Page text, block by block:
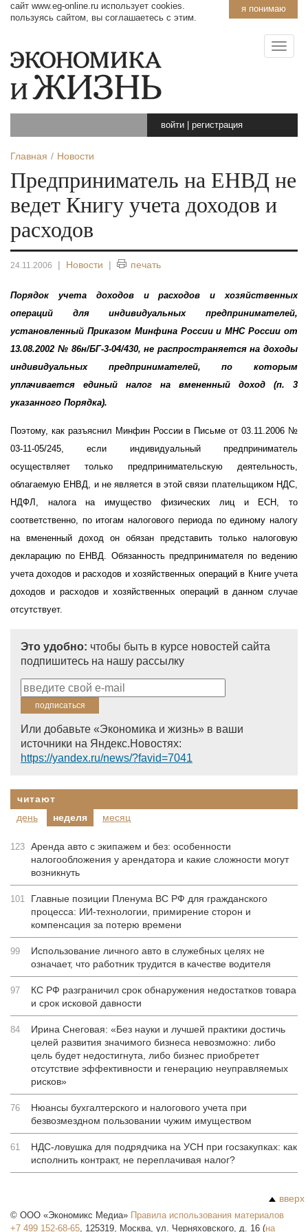
я понимаю
сайт www.eg-online.ru использует cookies.
пользуясь сайтом, вы соглашаетесь с этим.
войти регистрация
Главная Новости
Предприниматель на ЕНВД не
ведет Книгу учета доходов и
расходов
24.11.2006 | Новости | печать
Порядок учета доходов и расходов и хозяйственных
операций для индивидуальных предпринимателей,
установленный Приказом Минфина России и МНС России от
13.08.2002 № 86н/БГ-3-04/430, не распространяется на доходы
индивидуальных предпринимателей, по которым
уплачивается единый налог на вмененный доход (п. 3
указанного Порядка).
Поэтому, как разъяснил Минфин России в Письме от 03.11.2006 №
03-11-05/245, если индивидуальный предприниматель
осуществляет только предпринимательскую деятельность,
облагаемую ЕНВД, и не является в этой связи плательщиком НДС,
НДФЛ, налога на имущество физических лиц и ЕСН, то
соответственно, по итогам налогового периода по единому налогу
на вмененный доход он обязан представить только налоговую
декларацию по ЕНВД. Обязанность предпринимателя по ведению
учета доходов и расходов и хозяйственных операций в Книге учета
доходов и расходов и хозяйственных операций в данном случае
отсутствует.
Это удобно: чтобы быть в курсе новостей сайта
подпишитесь на нашу рассылку
Или добавьте «Экономика и жизнь» в ваши
источники на Яндекс.Новостях:
https://yandex.ru/news/?favid=7041
читают
день
неделя месяц
123 Аренда авто с экипажем и без: особенности
налогообложения у арендатора и какие сложности могут
возникнуть
101
Главные позиции Пленума ВС РФ для гражданского
процесса: ИИ-технологии, примирение сторон и
компенсация за потерю времени
99
Использование личного авто в служебных целях не
означает, что работник трудится в качестве водителя
97
КС РФ разграничил срок обнаружения недостатков товара
и срок исковой давности
84
Ирина Снеговая: «Без науки и лучшей практики достичь
целей развития значимого бизнеса невозможно: либо
цель будет недостигнута, либо бизнес приобретет
отсутствие эффективности и генерацию неуправляемых
рисков»
76
Нюансы бухгалтерского и налогового учета при
безвозмездном пользовании чужим имуществом
61
НДС-ловушка для подрядчика на УСН при госзакупках: как
исполнить контракт, не переплачивая налог?
вверх
© ООО «Экономикс Медиа» Правила использования материалов
+7 499 152-68-65, 125319, Москва, ул. Черняховского, д. 16 (на